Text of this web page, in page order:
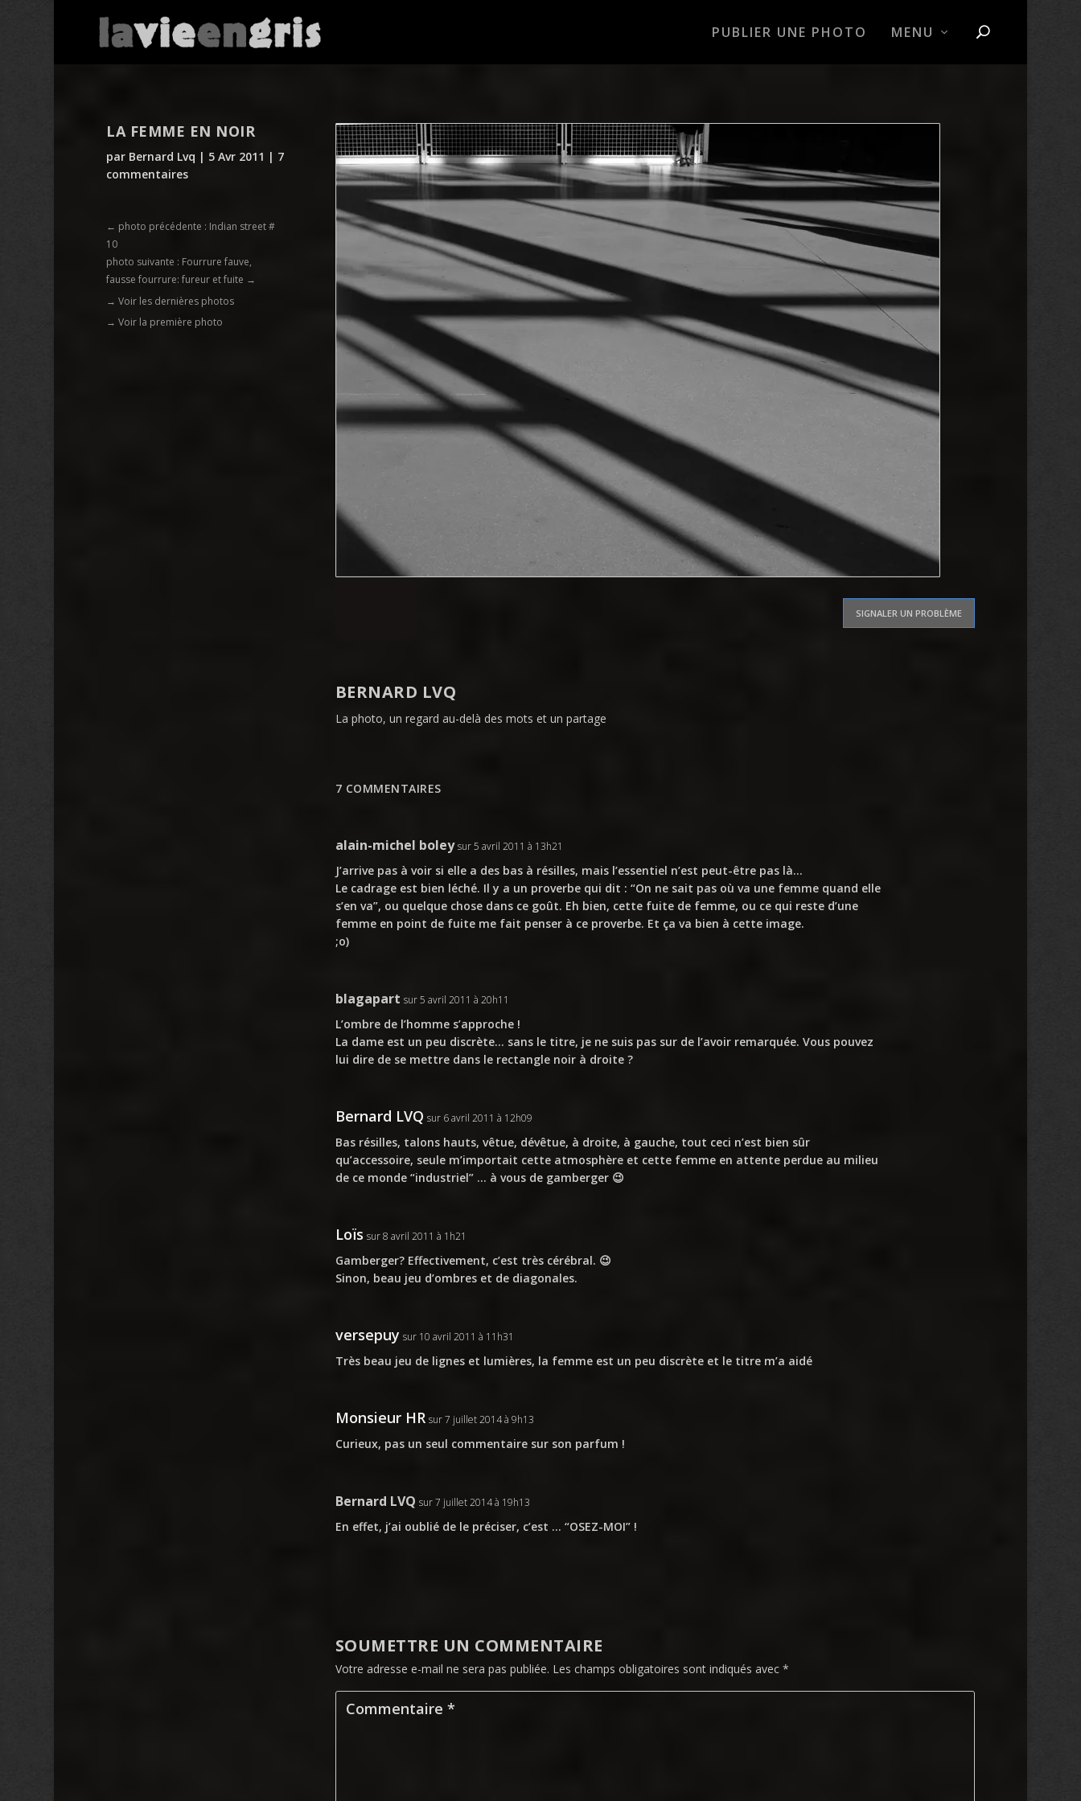
PUBLIER UNE PHOTO MENU
LA FEMME EN NOIR
par Bernard Lvq | 5 Avr 2011 | 7
commentaires
← photo précédente : Indian street #
10
photo suivante : Fourrure fauve,
fausse fourrure: fureur et fuite →
→ Voir les dernières photos
→ Voir la première photo
SIGNALER UN PROBLÈME
BERNARD LVQ
La photo, un regard au-delà des mots et un partage
7 COMMENTAIRES
alain-michel boley sur 5 avril 2011 à 13h21
J’arrive pas à voir si elle a des bas à résilles, mais l’essentiel n’est peut-être pas là…
Le cadrage est bien léché. Il y a un proverbe qui dit : “On ne sait pas où va une femme quand elle
s’en va”, ou quelque chose dans ce goût. Eh bien, cette fuite de femme, ou ce qui reste d’une
femme en point de fuite me fait penser à ce proverbe. Et ça va bien à cette image.
;o)
blagapart sur 5 avril 2011 à 20h11
L’ombre de l’homme s’approche !
La dame est un peu discrète… sans le titre, je ne suis pas sur de l’avoir remarquée. Vous pouvez
lui dire de se mettre dans le rectangle noir à droite ?
Bernard LVQ sur 6 avril 2011 à 12h09
Bas résilles, talons hauts, vêtue, dévêtue, à droite, à gauche, tout ceci n’est bien sûr
qu’accessoire, seule m’importait cette atmosphère et cette femme en attente perdue au milieu
de ce monde “industriel” … à vous de gamberger 😉
Loïs sur 8 avril 2011 à 1h21
Gamberger? Effectivement, c’est très cérébral. 😉
Sinon, beau jeu d’ombres et de diagonales.
versepuy sur 10 avril 2011 à 11h31
Très beau jeu de lignes et lumières, la femme est un peu discrète et le titre m’a aidé
Monsieur HR sur 7 juillet 2014 à 9h13
Curieux, pas un seul commentaire sur son parfum !
Bernard LVQ sur 7 juillet 2014 à 19h13
En effet, j’ai oublié de le préciser, c’est … “OSEZ-MOI” !
SOUMETTRE UN COMMENTAIRE
Votre adresse e-mail ne sera pas publiée. Les champs obligatoires sont indiqués avec *